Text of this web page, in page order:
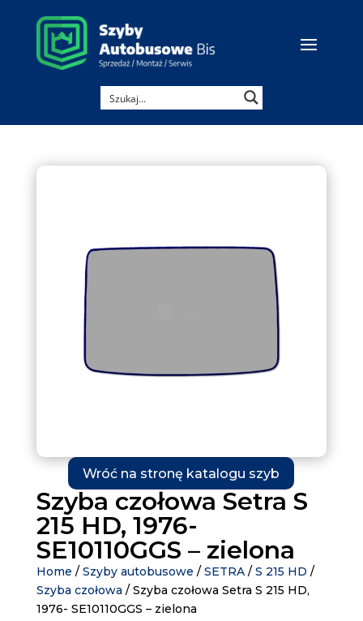
Wróć na stronę katalogu szyb
Szyba czołowa Setra S
215 HD, 1976-
SE10110GGS – zielona
Home / Szyby autobusowe / SETRA/ S 215 HD /
Szyba czołowa / Szyba czołowa Setra S 215 HD,
1976- SE10110GGS – zielona